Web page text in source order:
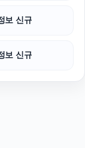
보 신규
보 신규